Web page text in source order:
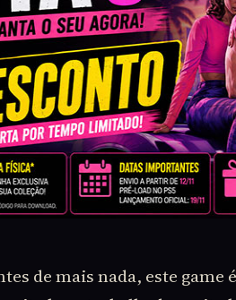
de mais nada, este